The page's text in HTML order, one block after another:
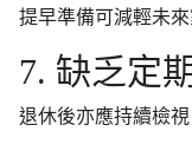
提早準備可減輕未
7. 缺乏定
退休後亦應持續檢視